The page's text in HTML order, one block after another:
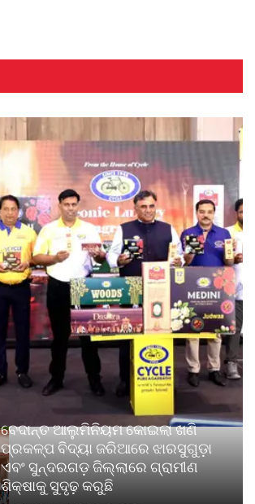
ବେଦାନ୍ତ ଆଲୁମିନିୟମ କୋଇଲା ଖଣି
ପ୍ରକଳ୍ପ ବିଦ୍ୟା ଜରିଆରେ ଝାରସୁଗୁଡ଼ା
ଏବଂ ସୁନ୍ଦରଗଡ଼ ଜିଲ୍ଲାରେ ଗ୍ରାମୀଣ
ଶିକ୍ଷାକୁ ସୁଦୃଢ଼ କରୁଛି